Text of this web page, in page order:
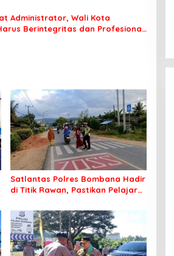
Administrator, Wali Kota
Berintegritas dan Profesional
Satlantas Polres Bombana Hadir
di Titik Rawan, Pastikan Pelajar